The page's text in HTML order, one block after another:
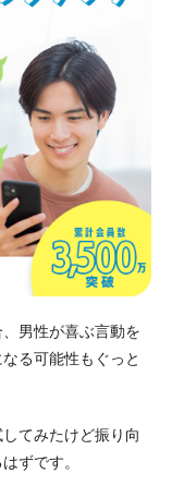
男性が喜ぶ言動を
る可能性もぐっと
てみたけど振り向
ずです。